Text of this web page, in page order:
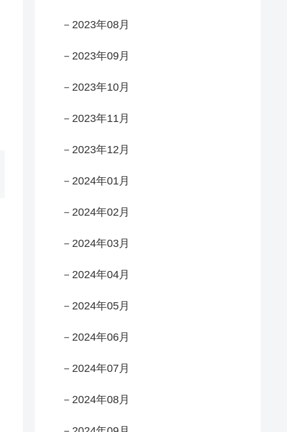
－2023年08月
－2023年09月
－2023年10月
－2023年11月
－2023年12月
－2024年01月
－2024年02月
－2024年03月
－2024年04月
－2024年05月
－2024年06月
－2024年07月
－2024年08月